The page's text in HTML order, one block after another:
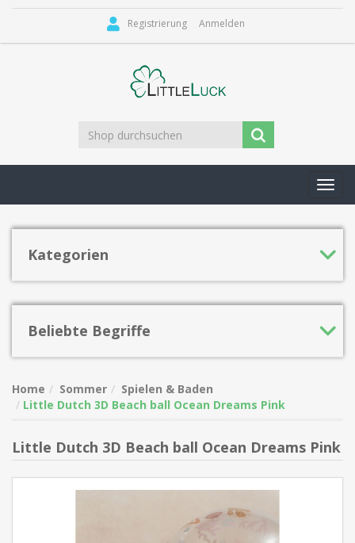
Registrierung Anmelden
Kategorien
Beliebte Begriffe
Home Sommer
Spielen & Baden
Little Dutch 3D Beach ball Ocean Dreams Pink
Little Dutch 3D Beach ball Ocean Dreams Pink